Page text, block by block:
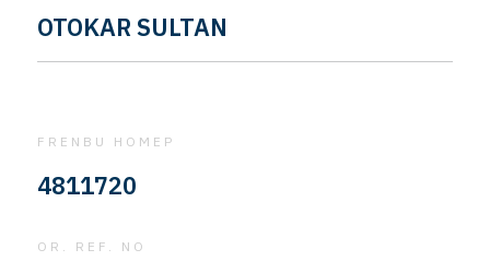
OTOKAR SULTAN
FRENBU НОМЕР
4811720
OR. REF. NO